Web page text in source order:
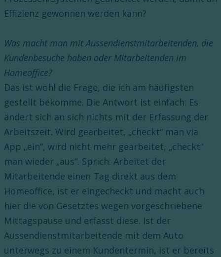
Effizienz gewonnen werden kann?
Was macht man mit Aussendienstmitarbeitenden, die
Kundenbesuche haben oder Mitarbeitenden im
Homeoffice?
Das ist wohl die Frage, die ich am häufigsten
gestellt bekomme. Die Antwort ist einfach: Es
ändert sich an sich nichts mit der Erfassung der
Arbeitszeit. Wird gearbeitet, „checkt“ man via
App „ein“, wird nicht mehr gearbeitet, „checkt“
man wieder „aus“. Sprich: Arbeitet der
Mitarbeitende einen Tag direkt aus dem
Homeoffice, ist er eingecheckt und macht auch
hier die von Gesetztes wegen vorgeschriebene
Mittagspause und erfasst diese. Ist der
Aussendienstmitarbeitende mit dem Auto
unterwegs zu einem Kundentermin, ist er bereits